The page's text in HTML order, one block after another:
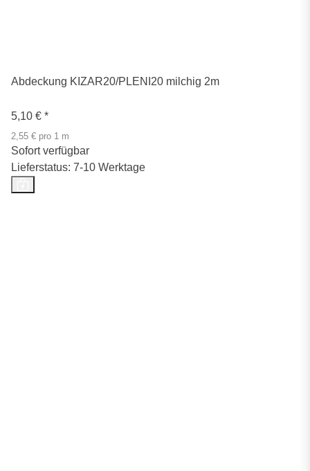
Abdeckung KIZAR20/PLENI20 milchig 2m
5,10 € *
2,55 € pro 1 m
Sofort verfügbar
Lieferstatus: 7-10 Werktage